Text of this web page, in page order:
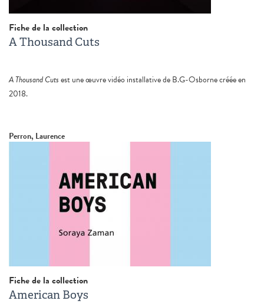
Fiche de la collection
A Thousand Cuts
A Thousand Cutsest une œuvre vidéo installative de B.G-Osborne créée en
2018.
Perron, Laurence
Fiche de la collection
American Boys